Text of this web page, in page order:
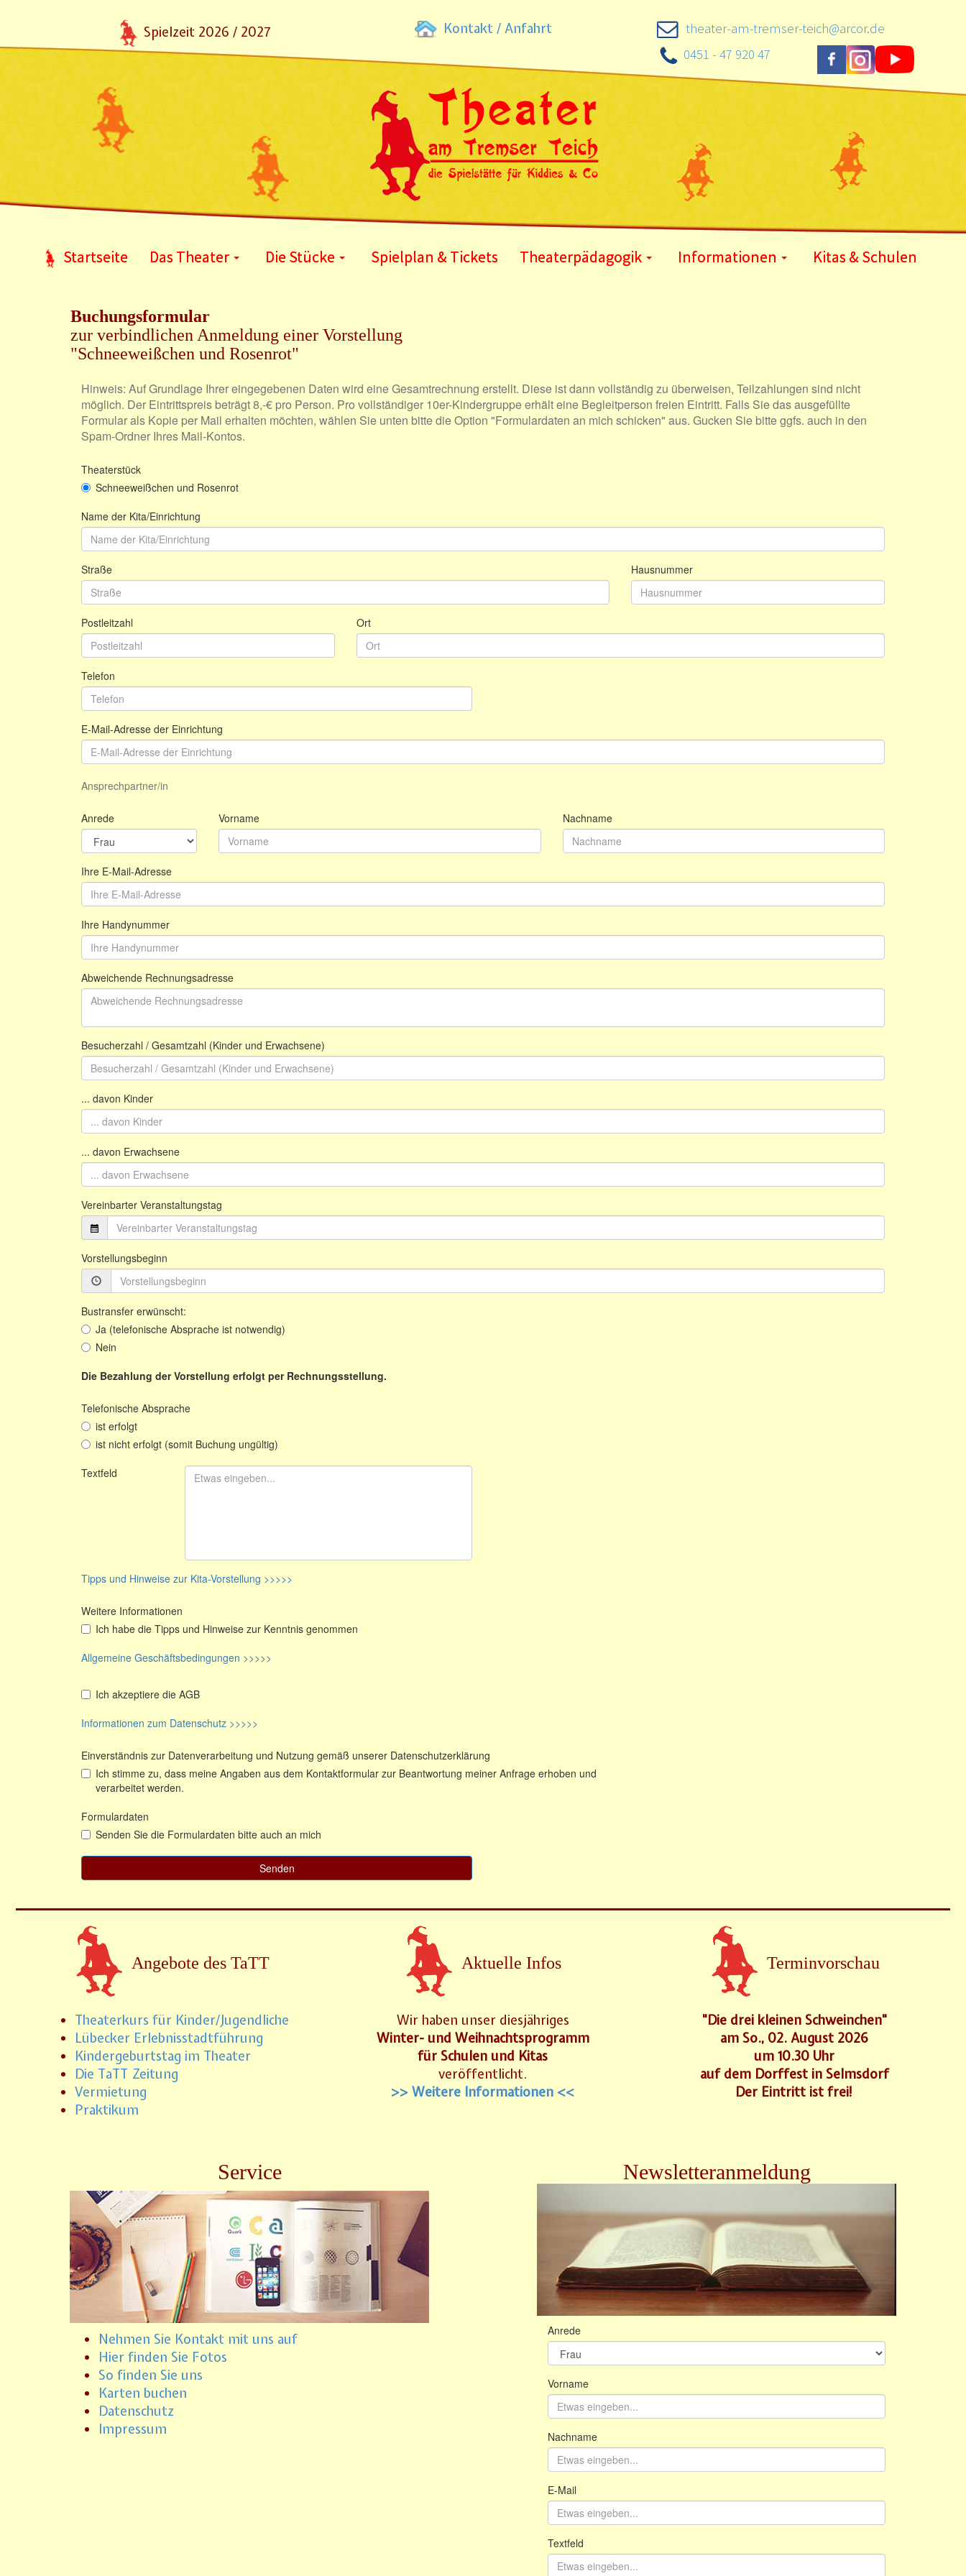
Spielzeit 2026 / 2027 Kontakt / Anfahrt
theater-am-tremser-teich@arcor.de
0451 - 47 920 47
Startseite Das Theater Die Stücke Spielplan & Tickets Theaterpädagogik Informationen Kitas & Schulen
Buchungsformular
zur verbindlichen Anmeldung einer Vorstellung
"Schneeweißchen und Rosenrot"
Angebote des TaTT
Theaterkurs für Kinder/Jugendliche
Lübecker Erlebnisstadtführung
Kindergeburtstag im Theater
Die TaTT Zeitung
Vermietung
Praktikum
Aktuelle Infos
Wir haben unser diesjähriges
Winter- und Weihnachtsprogramm
für Schulen und Kitas
veröffentlicht.
>> Weitere Informationen <<
Terminvorschau
"Die drei kleinen Schweinchen"
am So., 02. August 2026
um 10.30 Uhr
auf dem Dorffest in Selmsdorf
Der Eintritt ist frei!
Service
Nehmen Sie Kontakt mit uns auf
Hier finden Sie Fotos
So finden Sie uns
Karten buchen
Datenschutz
Impressum
Newsletteranmeldung